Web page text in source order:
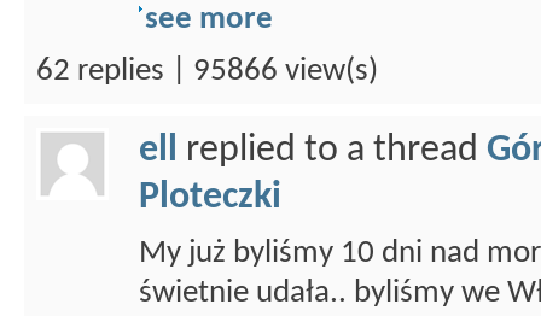
see more
62 replies | 95866 view(s)
ell replied to a thread
Ploteczki
My już byliśmy 10 dni nad
świetnie udała.. byliśmy we